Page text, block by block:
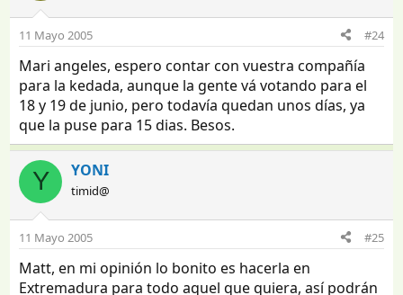
11 Mayo 2005 #24
Mari angeles, espero contar con vuestra compañía
para la kedada, aunque la gente vá votando para el
18 y 19 de junio, pero todavía quedan unos días, ya
que la puse para 15 dias. Besos.
Y YONI
timid@
11 Mayo 2005 #25
Matt, en mi opinión lo bonito es hacerla en
Extremadura para todo aquel que quiera, así podrán